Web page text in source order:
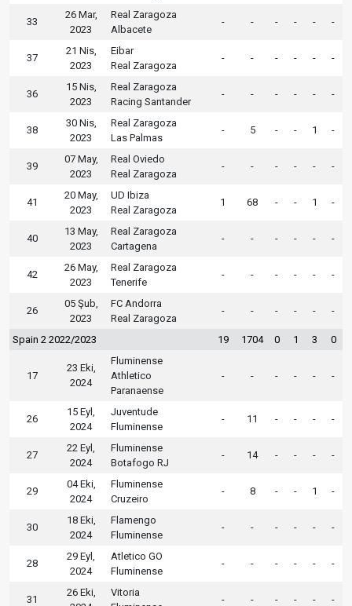
33
26 Mar,
2023
Real Zaragoza
Albacete
- - - - - -
37
21 Nis,
2023
Eibar
Real Zaragoza
- - - - - -
36
15 Nis,
2023
Real Zaragoza
Racing Santander
- - - - - -
38
30 Nis,
2023
Real Zaragoza
Las Palmas
- 5 - - 1 -
39
07 May,
2023
Real Oviedo
Real Zaragoza
- - - - - -
41
20 May,
2023
UD Ibiza
Real Zaragoza
1 68 - - 1 -
40
13 May,
2023
Real Zaragoza
Cartagena
- - - - - -
42
26 May,
2023
Real Zaragoza
Tenerife
- - - - - -
26
05 Şub,
2023
FC Andorra
Real Zaragoza
- - - - - -
Spain 2 2022/2023 19 1704 0 1 3 0
17
23 Eki,
2024
Fluminense
Athletico
Paranaense
- - - - - -
26
15 Eyl,
2024
Juventude
Fluminense
- 11 - - - -
27
22 Eyl,
2024
Fluminense
Botafogo RJ
- 14 - - - -
29
04 Eki,
2024
Fluminense
Cruzeiro
- 8 - - 1 -
30
18 Eki,
2024
Flamengo
Fluminense
- - - - - -
28
29 Eyl,
2024
Atletico GO
Fluminense
- - - - - -
31
26 Eki,
Vitoria
- - - - - -